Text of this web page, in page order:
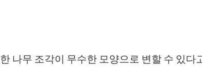
나무 조각이 무수한 모양으로 변할 수 있다